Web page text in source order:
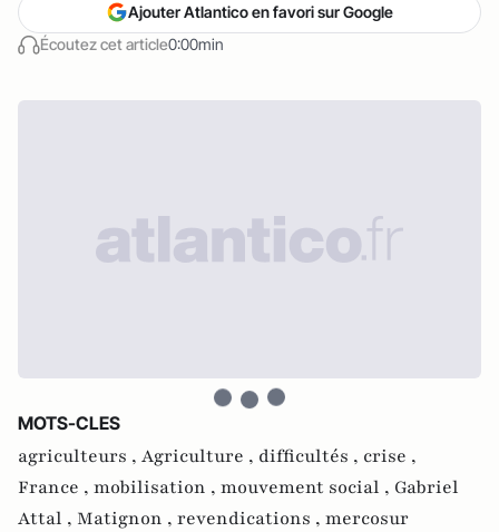
Écoutez cet article0:00min
Ajouter Atlantico en favori sur Google
MOTS-CLES
agriculteurs , Agriculture , difficultés , crise ,
France , mobilisation , mouvement social , Gabriel
Attal , Matignon , revendications , mercosur